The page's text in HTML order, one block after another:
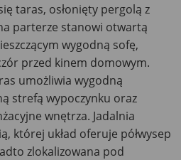
taras, osłonięty pergolą z
parterze stanowi otwartą
wygodną sofę,
przed kinem domowym.
umożliwia wygodną
strefą wypoczynku oraz
wnętrza. Jadalnia
której układ oferuje półwysep
zlokalizowana pod